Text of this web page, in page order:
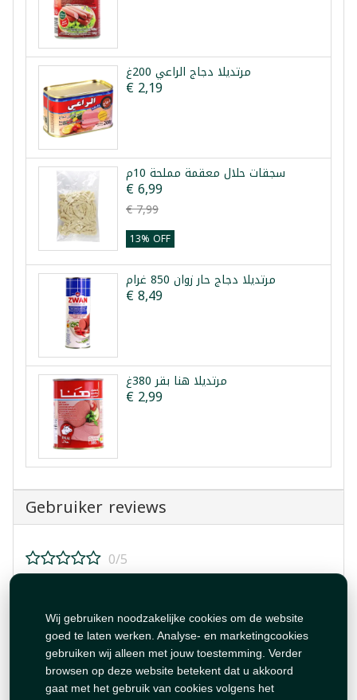
Wij gebruiken noodzakelijke cookies om de website
goed te laten werken. Analyse- en marketingcookies
gebruiken wij alleen met jouw toestemming. Verder
browsen op deze website betekent dat u akkoord
gaat met het gebruik van cookies volgens het
مرتديلا دجاج الراعي 200غ
€ 2,19
سجقات حلال معقمة مملحة 10م
€ 6,99
€ 7,99
13% OFF
مرتديلا دجاج حار زوان 850 غرام
€ 8,49
مرتديلا هنا بقر 380غ
€ 2,99
Gebruiker reviews
0/5